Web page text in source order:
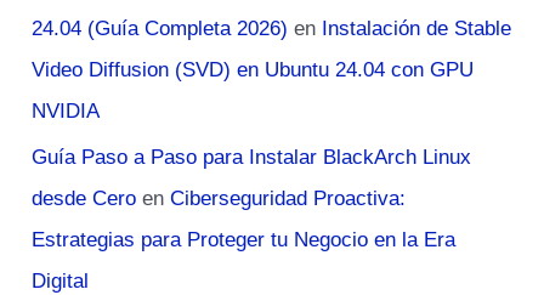
24.04 (Guía Completa 2026) en Instalación de Stable
Video Diffusion (SVD) en Ubuntu 24.04 con GPU
NVIDIA
Guía Paso a Paso para Instalar BlackArch Linux
desde Cero enCiberseguridad Proactiva:
Estrategias para Proteger tu Negocio en la Era
Digital